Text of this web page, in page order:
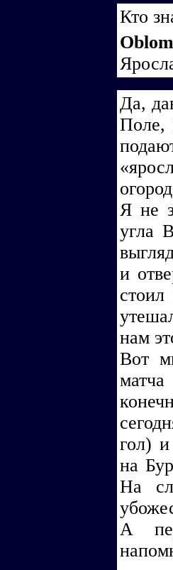
Кто
Oblom
Да,
Поле,
Я не
угла
и
нам
Вот
гол)
на
На
А